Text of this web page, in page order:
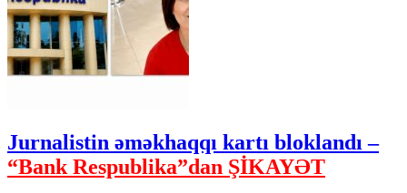
Jurnalistin əməkhaqqı kartı bloklandı –
“Bank Respublika”dan ŞİKAYƏT